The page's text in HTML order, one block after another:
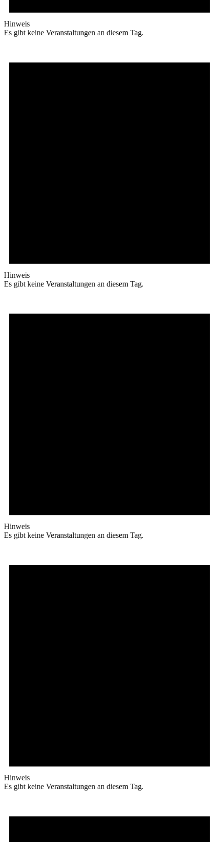
Hinweis
Es gibt keine Veranstaltungen an diesem Tag.
Hinweis
Es gibt keine Veranstaltungen an diesem Tag.
Hinweis
Es gibt keine Veranstaltungen an diesem Tag.
Hinweis
Es gibt keine Veranstaltungen an diesem Tag.